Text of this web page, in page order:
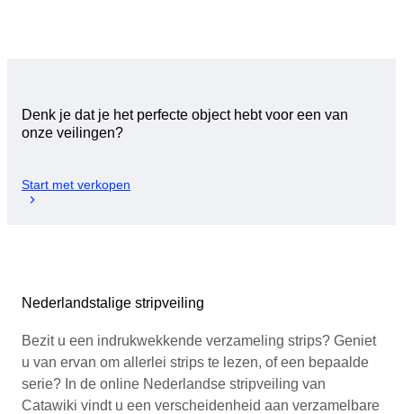
Denk je dat je het perfecte object hebt voor een van
onze veilingen?
Start met verkopen
Nederlandstalige stripveiling
Bezit u een indrukwekkende verzameling strips? Geniet
u van ervan om allerlei strips te lezen, of een bepaalde
serie? In de online Nederlandse stripveiling van
Catawiki vindt u een verscheidenheid aan verzamelbare